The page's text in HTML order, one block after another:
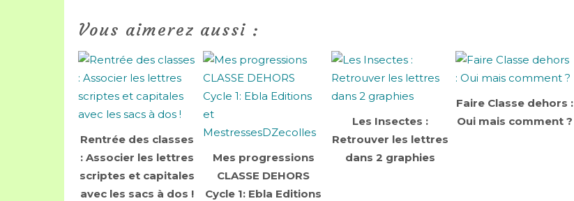
Vous aimerez aussi :
Rentrée des classes
: Associer les lettres
scriptes et capitales
avec les sacs à dos !
Mes progressions
CLASSE DEHORS
Cycle 1: Ebla Editions
Les Insectes :
Retrouver les lettres
dans 2 graphies
Faire Classe dehors :
Oui mais comment ?